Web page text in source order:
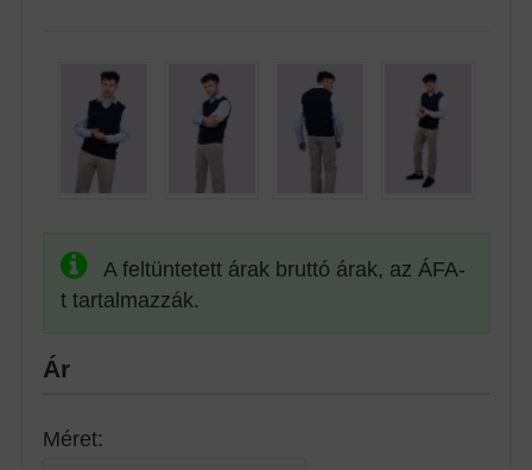
A feltüntetett árak bruttó árak, az ÁFA-
t tartalmazzák.
Ár
Méret: